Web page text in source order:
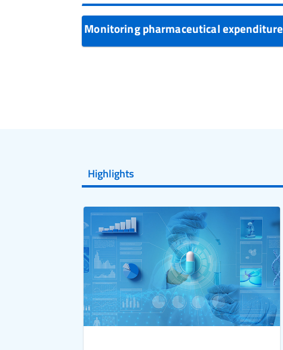
Monitoring pharmaceutical expenditure
Highlights